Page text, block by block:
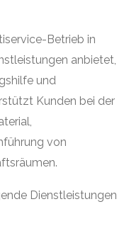
Betrieb in
anbietet,
und
Kunden bei der
von
Dienstleistungen